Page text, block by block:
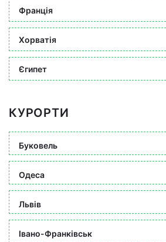
Франція
Хорватія
Єгипет
КУРОРТИ
Буковель
Одеса
Львів
Івано-Франківськ